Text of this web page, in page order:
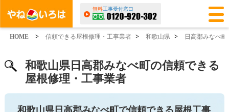
無料工事受付窓口
HOME > 信頼できる屋根修理・工事業者 > 和歌山県 > 日高郡みなべ町
和歌山県日高郡みなべ町の信頼できる
屋根修理・工事業者
和歌山県日高郡みなべ町で信頼できる屋根工事